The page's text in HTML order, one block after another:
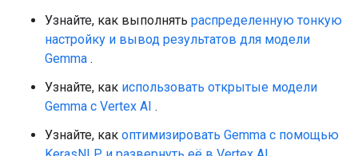
Узнайте, как выполнять распределенную тонкую
настройку и вывод результатов для модели
Gemma .
Узнайте, как использовать открытые модели
Gemma с Vertex AI .
Узнайте, как оптимизировать Gemma с помощью